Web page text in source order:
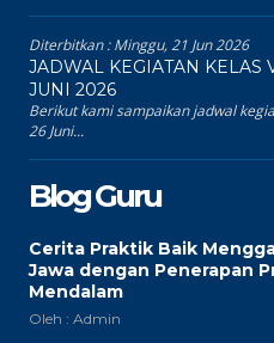
Diterbitkan :Minggu, 21 Jun 2026
JADWAL KEGIATAN KELAS
JUNI 2026
Berikut kami sampaikan jadwal
26 Juni...
Blog Guru
Cerita Praktik Baik
Jawa dengan Penerapan
Mendalam
Oleh : Admin